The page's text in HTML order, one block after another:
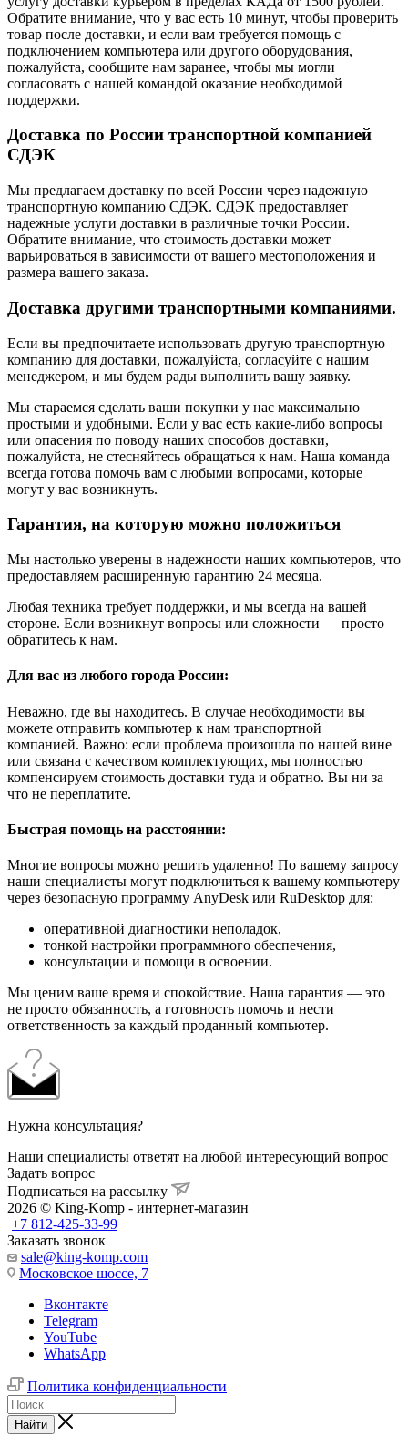
Обратите внимание, что у вас есть 10 минут, чтобы проверить
товар после доставки, и если вам требуется помощь с
подключением компьютера или другого оборудования,
пожалуйста, сообщите нам заранее, чтобы мы могли
согласовать с нашей командой оказание необходимой
поддержки.
Доставка по России транспортной компанией
СДЭК
Мы предлагаем доставку по всей России через надежную
транспортную компанию СДЭК. СДЭК предоставляет
надежные услуги доставки в различные точки России.
Обратите внимание, что стоимость доставки может
варьироваться в зависимости от вашего местоположения и
размера вашего заказа.
Доставка другими транспортными компаниями.
Если вы предпочитаете использовать другую транспортную
компанию для доставки, пожалуйста, согласуйте с нашим
менеджером, и мы будем рады выполнить вашу заявку.
Мы стараемся сделать ваши покупки у нас максимально
простыми и удобными. Если у вас есть какие-либо вопросы
или опасения по поводу наших способов доставки,
пожалуйста, не стесняйтесь обращаться к нам. Наша команда
всегда готова помочь вам с любыми вопросами, которые
могут у вас возникнуть.
Гарантия, на которую можно положиться
Мы настолько уверены в надежности наших компьютеров, что
предоставляем расширенную гарантию 24 месяца.
Любая техника требует поддержки, и мы всегда на вашей
стороне. Если возникнут вопросы или сложности — просто
обратитесь к нам.
Для вас из любого города России:
Неважно, где вы находитесь. В случае необходимости вы
можете отправить компьютер к нам транспортной
компанией. Важно: если проблема произошла по нашей вине
или связана с качеством комплектующих, мы полностью
компенсируем стоимость доставки туда и обратно. Вы ни за
что не переплатите.
Быстрая помощь на расстоянии:
Многие вопросы можно решить удаленно! По вашему запросу
наши специалисты могут подключиться к вашему компьютеру
через безопасную программу AnyDesk или RuDesktop для:
оперативной диагностики неполадок,
тонкой настройки программного обеспечения,
консультации и помощи в освоении.
Мы ценим ваше время и спокойствие. Наша гарантия — это
не просто обязанность, а готовность помочь и нести
ответственность за каждый проданный компьютер.
Нужна консультация?
Наши специалисты ответят на любой интересующий вопрос
Задать вопрос
Подписаться на рассылку
2026 © King-Komp - интернет-магазин
+7 812-425-33-99
Заказать звонок
sale@king-komp.com
Московское шоссе, 7
Вконтакте
Telegram
YouTube
WhatsApp
Политика конфиденциальности
Найти